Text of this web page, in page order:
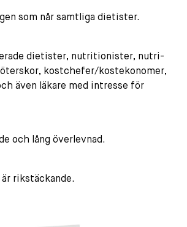
som når samtliga dietister.
dietister, nutritionister, nutri-
kostchefer/kostekonomer,
även läkare med intresse för
och lång överlevnad.
rikstäckande.